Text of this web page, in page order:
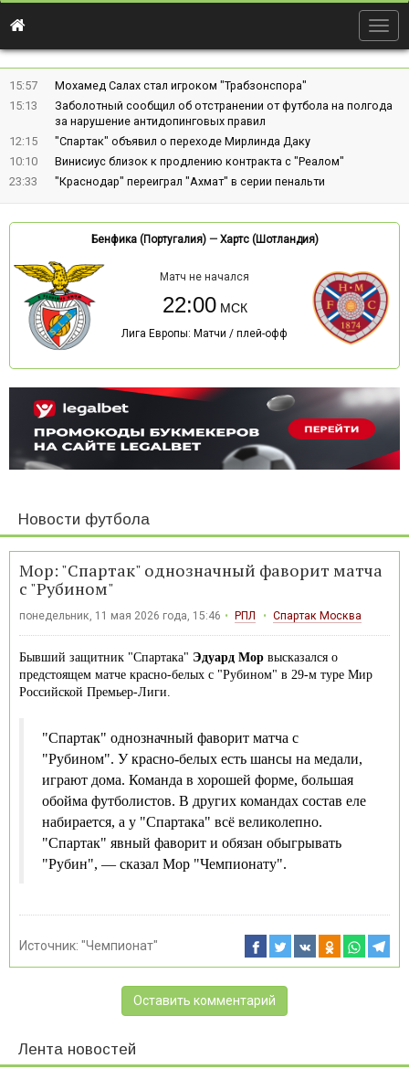
15:57
Мохамед Салах стал игроком "Трабзонспора"
15:13
Заболотный сообщил об отстранении от футбола на полгода
за нарушение антидопинговых правил
12:15
"Спартак" объявил о переходе Мирлинда Даку
10:10
Винисиус близок к продлению контракта с "Реалом"
23:33
"Краснодар" переиграл "Ахмат" в серии пенальти
Бенфика (Португалия)— Хартс (Шотландия)
Матч не начался
22:00
Лига Европы: Матчи / плей-офф
Новости футбола
Мор: "Спартак" однозначный фаворит матча
с "Рубином"
понедельник, 11 мая 2026 года, 15:46 РПЛ Спартак Москва
Бывший защитник "Спартака" Эдуард Мор высказался о
предстоящем матче красно-белых с "Рубином" в 29-м туре Мир
Российской Премьер-Лиги.
"Спартак" однозначный фаворит матча с
"Рубином". У красно-белых есть шансы на медали,
играют дома. Команда в хорошей форме, большая
обойма футболистов. В других командах состав еле
набирается, а у "Спартака" всё великолепно.
"Спартак" явный фаворит и обязан обыгрывать
"Рубин", — сказал Мор "Чемпионату".
Источник: "Чемпионат"
Оставить комментарий
Лента новостей